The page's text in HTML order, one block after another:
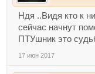
Ндя ..Видя кто к
сейчас начнут
ПТУшник это
17 июн 2017